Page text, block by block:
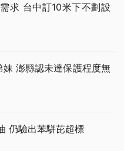
求 台中訂10米下不劃設
澎縣認未達保護程度無
仍驗出苯駢芘超標